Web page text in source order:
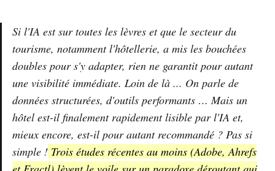
Si l'IA est sur toutes les lèvres et que le secteur du
tourisme, notamment l'hôtellerie, a mis les bouchées
doubles pour s'y adapter, rien ne garantit pour autant
une visibilité immédiate. Loin de là ... On parle de
données structurées, d'outils performants … Mais un
hôtel est-il finalement rapidementlisible par l'IA et,
mieux encore, est-il pour autant recommandé ? Pas si
simple ! Trois études récentes au moins (Adobe, Ahrefs